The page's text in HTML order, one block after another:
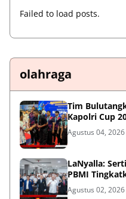
Failed to load posts.
olahraga
Tim
Kapolri Cup
Agustus 04, 2026
LaNyalla:
PBMI
Agustus 02, 2026